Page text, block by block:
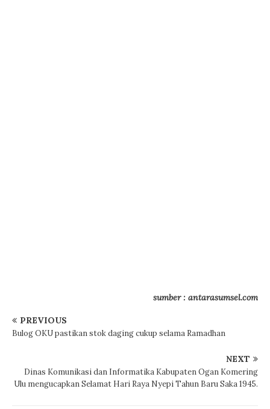
sumber : antarasumsel.com
PREVIOUS
Bulog OKU pastikan stok daging cukup selama Ramadhan
NEXT
Dinas Komunikasi dan Informatika Kabupaten Ogan Komering
Ulu mengucapkan Selamat Hari Raya Nyepi Tahun Baru Saka 1945.